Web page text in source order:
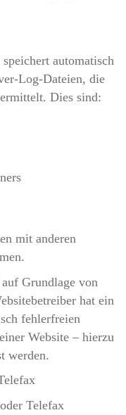
automatisch
Log-Dateien, die
Dies sind:
mit anderen
Grundlage von
hat ein
fehlerfreien
Website – hierzu
werden.
Telefax